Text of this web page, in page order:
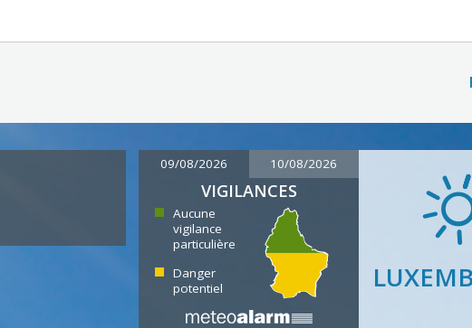
09/08/2026 10/08/2026
VIGILANCES
Aucune
vigilance
particulière
Danger
potentiel